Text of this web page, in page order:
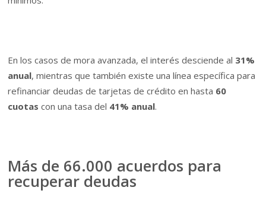
En los casos de mora avanzada, el interés desciende al 31%
anual, mientras que también existe una línea específica para
refinanciar deudas de tarjetas de crédito en hasta 60
cuotas con una tasa del 41% anual.
Más de 66.000 acuerdos para
recuperar deudas